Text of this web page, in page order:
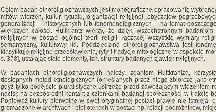
Celem badań etnoreligioznawczych jest monograficzne opracowanie
mitów, wierzeń, kultur, rytuału, organizacji religijnej, obyczajów
generalizacji – historycznych lub fenomenologicznych – na temat
większych całości. Hultkrantz wierzy, że dzięki wszechstronnym
religijnych w postaci ogólnej teorii religii, łączącej wszystkie wymiary
semantyczny, kulturowy itd. Poddziedziną etnoreligioznawstwa jest
klasyfikuje religijne przedstawienia, ryty i tradycje mitologiczne w aspekcie
s. 378], ustalając stałe elementy, tzn. struktury badanych zjawisk religijnych.
W badaniach etnoreligioznawczych należy, zdaniem Hultkrantza,
dostępnych metod etnologicznych (określanych przez niego zbiorczo jako
gdyż tylko podejście pluralistyczne ustrzeże przed zawężającym widzeniem
nacisk na bezpośredni kontakt z członkami badanej społeczności w trakcie
Ponieważ kultury pierwotne w swej oryginalnej postaci prawie nie istnieją,
gromadzone w archiwach i bibliotekach w postaci np. relacji podróżników,